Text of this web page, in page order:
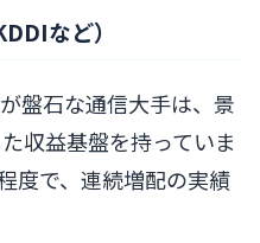
など）
盤石な通信大手は、景
収益基盤を持っていま
度で、連続増配の実績